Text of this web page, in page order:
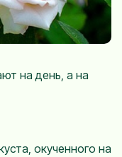
на день, а на
окученного на